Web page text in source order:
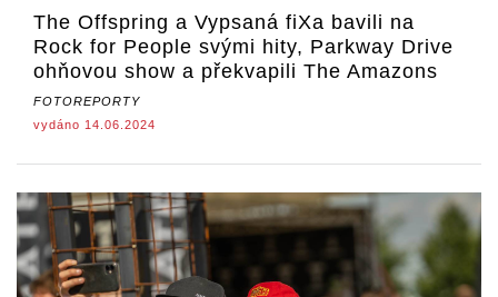
The Offspring a Vypsaná fiXa bavili na
Rock for People svými hity, Parkway Drive
ohňovou show a překvapili The Amazons
FOTOREPORTY
vydáno 14.06.2024